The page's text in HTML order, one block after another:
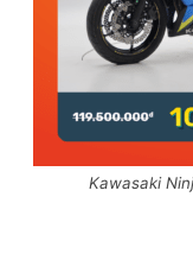
Kawasaki